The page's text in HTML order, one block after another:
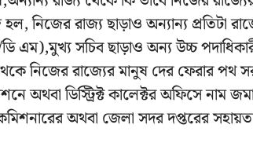
নিজের রাজ্য ছাড়াও অন্যান্য প্রতিটা
এম),মুখ্য সচিব ছাড়াও অন্য উচ্চ
নিজের রাজ্যের মানুষ দের ফেরার পথ
অথবা ডিস্ট্রিক্ট কালেক্টর অফিসে নাম জমা
অথবা জেলা সদর দপ্তরের